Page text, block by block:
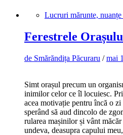
Lucruri mărunte,
Ferestrele
de Smărăndița Păcuraru /mai
Simt orașul precum un
inimilor celor ce îl locuiesc.
acea motivație pentru încă o
sperând să aud dincolo de
rularea mașinilor și vânt
undeva, deasupra capului